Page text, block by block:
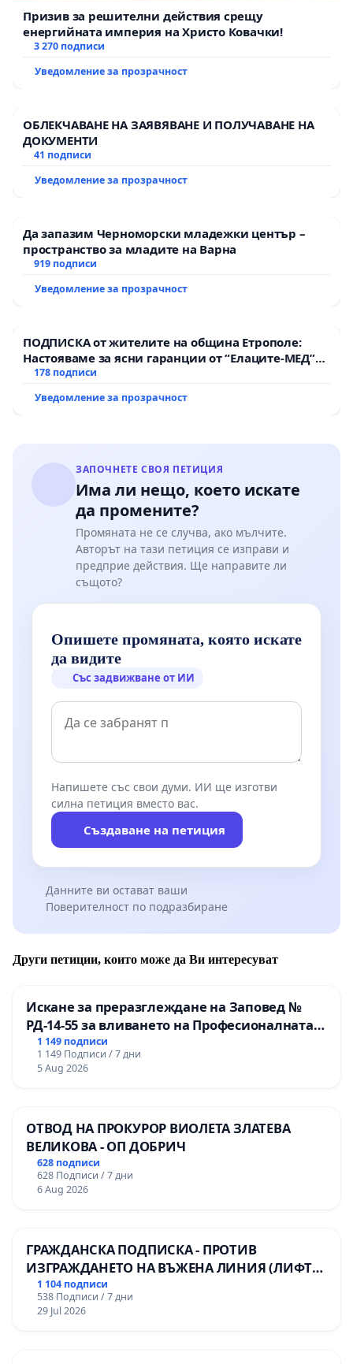
Призив за решителни действия срещу
енергийната империя на Христо Ковачки!
3 270 подписи
Уведомление за прозрачност
ОБЛЕКЧАВАНЕ НА ЗАЯВЯВАНЕ И ПОЛУЧАВАНЕ НА
ДОКУМЕНТИ
41 подписи
Уведомление за прозрачност
Да запазим Черноморски младежки център –
пространство за младите на Варна
919 подписи
Уведомление за прозрачност
ПОДПИСКА от жителите на община Етрополе:
Настояваме за ясни гаранции от “Елаците-МЕД”
АД и от държавата, че ще се изпълнят всички
178 подписи
Уведомление за прозрачност
ЗАПОЧНЕТЕ СВОЯ ПЕТИЦИЯ
Има ли нещо, което искате
да промените?
Промяната не се случва, ако мълчите.
Авторът на тази петиция се изправи и
предприе действия. Ще направите ли
същото?
Опишете промяната, която искате
да видите
Със задвижване от ИИ
Напишете със свои думи. ИИ ще изготви
силна петиция вместо вас.
Създаване на петиция
Данните ви остават ваши
Поверителност по подразбиране
Други петиции, които може да Ви интересуват
Искане за преразглеждане на Заповед №
РД-14-55 за вливането на Професионалната
гимназия по промишлени технологии в
Професионалната гимназия по икономика и
мениджмънт – гр. Пазарджик
1 149 подписи
1 149 Подписи / 7 дни
5 Aug 2026
ОТВОД НА ПРОКУРОР ВИОЛЕТА ЗЛАТЕВА
ВЕЛИКОВА - ОП ДОБРИЧ
628 подписи
628 Подписи / 7 дни
6 Aug 2026
ГРАЖДАНСКА ПОДПИСКА - ПРОТИВ
ИЗГРАЖДАНЕТО НА ВЪЖЕНА ЛИНИЯ (ЛИФТ)
НА ТЕРИТОРИЯТА НА ПРИРОДНА
ЗАБЕЛЕЖИТЕЛНОСТ „ХЪЛМ НА
ОСВОБОДИТЕЛИТЕ“ (БУНАРДЖИК)
1 104 подписи
538 Подписи / 7 дни
29 Jul 2026